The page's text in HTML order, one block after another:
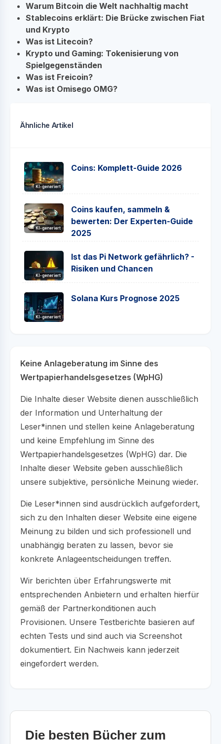
Warum Bitcoin die Welt nachhaltig macht
Stablecoins erklärt: Die Brücke zwischen Fiat
und Krypto
Was ist Litecoin?
Krypto und Gaming: Tokenisierung von
Spielgegenständen
Was ist Freicoin?
Was ist Omisego OMG?
Ähnliche Artikel
KI-generiert
Coins: Komplett-Guide 2026
KI-generiert
Coins kaufen, sammeln &
bewerten: Der Experten-Guide
2025
KI-generiert
Ist das Pi Network gefährlich? -
Risiken und Chancen
KI-generiert
Solana Kurs Prognose 2025
Keine Anlageberatung im Sinne des
Wertpapierhandelsgesetzes (WpHG)
Die Inhalte dieser Website dienen ausschließlich
der Information und Unterhaltung der
Leser*innen und stellen keine Anlageberatung
und keine Empfehlung im Sinne des
Wertpapierhandelsgesetzes (WpHG) dar. Die
Inhalte dieser Website geben ausschließlich
unsere subjektive, persönliche Meinung wieder.
Die Leser*innen sind ausdrücklich aufgefordert,
sich zu den Inhalten dieser Website eine eigene
Meinung zu bilden und sich professionell und
unabhängig beraten zu lassen, bevor sie
konkrete Anlageentscheidungen treffen.
Wir berichten über Erfahrungswerte mit
entsprechenden Anbietern und erhalten hierfür
gemäß der Partnerkonditionen auch
Provisionen. Unsere Testberichte basieren auf
echten Tests und sind auch via Screenshot
dokumentiert. Ein Nachweis kann jederzeit
eingefordert werden.
Die besten Bücher zum